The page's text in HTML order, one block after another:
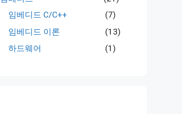
임베디드 C/C++
(7)
임베디드 이론
(13)
하드웨어
(1)